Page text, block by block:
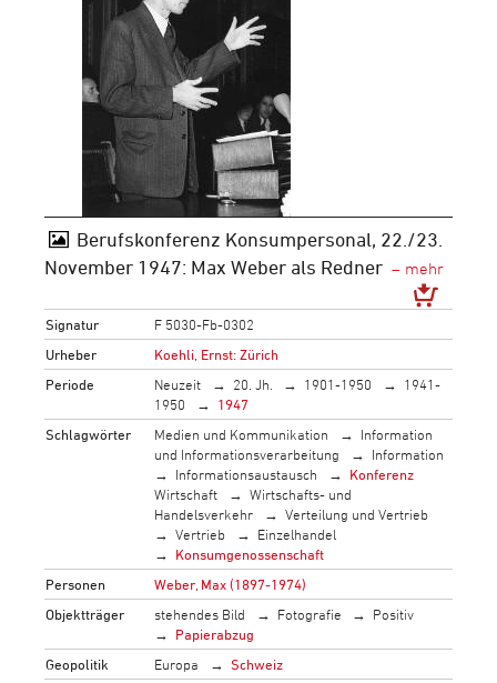
Berufskonferenz Konsumpersonal, 22./23.
November 1947: Max Weber als Redner
Signatur
F 5030-Fb-0302
Urheber
Koehli, Ernst: Zürich
Periode
Neuzeit 20. Jh. 1901-1950
1941-
1950
1947
Schlagwörter
Medien und Kommunikation
Information
und Informationsverarbeitung
Information
Informationsaustausch
Konferenz
Wirtschaft
Wirtschafts- und
Handelsverkehr
Verteilung und Vertrieb
Vertrieb
Einzelhandel
Konsumgenossenschaft
Personen
Weber, Max (1897-1974)
Objektträger
stehendes Bild Fotografie
Positiv
Papierabzug
Geopolitik
Europa
Schweiz